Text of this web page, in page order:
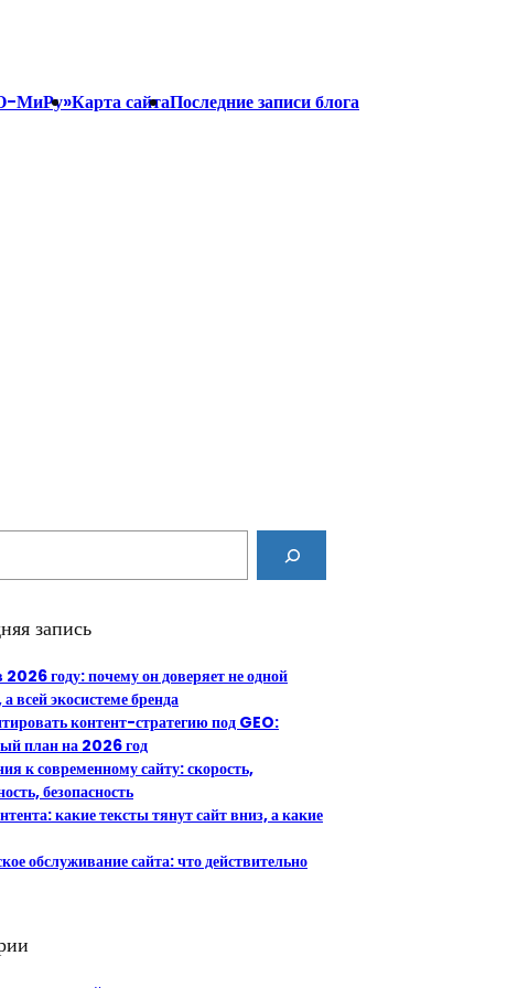
МиРу»Карта сайтаПоследние записи блога
запись
году: почему он доверяет не одной
всей экосистеме бренда
контент-стратегию под GEO:
план на 2026 год
к современному сайту: скорость,
безопасность
какие тексты тянут сайт вниз, а какие
обслуживание сайта: что действительно